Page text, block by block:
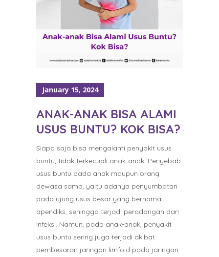
January 15, 2024
ANAK-ANAK BISA ALAMI
USUS BUNTU? KOK BISA?
Siapa saja bisa mengalami penyakit usus
buntu, tidak terkecuali anak-anak. Penyebab
usus buntu pada anak maupun orang
dewasa sama, yaitu adanya penyumbatan
pada ujung usus besar yang bernama
apendiks, sehingga terjadi peradangan dan
infeksi. Namun, pada anak-anak, penyakit
usus buntu sering juga terjadi akibat
pembesaran jaringan limfoid pada jaringan